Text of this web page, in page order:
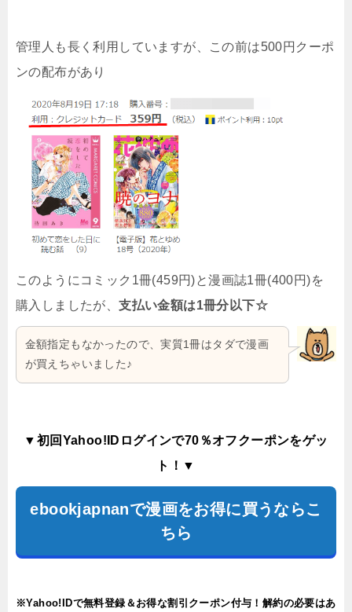
管理人も長く利用していますが、この前は500円クーポ
ンの配布があり
このようにコミック1冊(459円)と漫画誌1冊(400円)を
購入しましたが、支払い金額は1冊分以下☆
金額指定もなかったので、実質1冊はタダで漫画
が買えちゃいました♪
▼初回Yahoo!IDログインで70％オフクーポンをゲッ
ト！▼
ebookjapnanで漫画をお得に買うならこ
ちら
※Yahoo!IDで無料登録＆お得な割引クーポン付与！解約の必要はあ